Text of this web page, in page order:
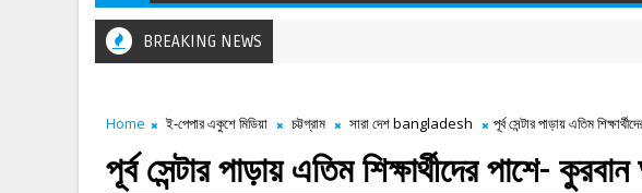
BREAKING NEWS
Home ই-পেপার একুশে মিডিয়া চট্টগ্রাম সারা দেশ bangladesh পূর্ব সেন্টার পাড়ায় এতিম
পূর্ব সেন্টার পাড়ায় এতিম শিক্ষার্থীদের পাশে-